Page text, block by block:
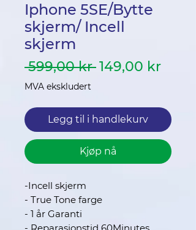
Iphone 5SE/Bytte
skjerm/ Incell
skjerm
599,00 kr Vanlig
149,00 kr
MVA ekskludert
Legg til i handlekurv
Kjøp nå
-Incell skjerm
- True Tone farge
- 1 år Garanti